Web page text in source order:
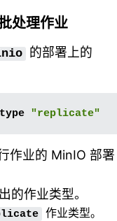
处理作业
的部署上的
"replicate"
作业的 MinIO 部署
的作业类型。
作业类型。